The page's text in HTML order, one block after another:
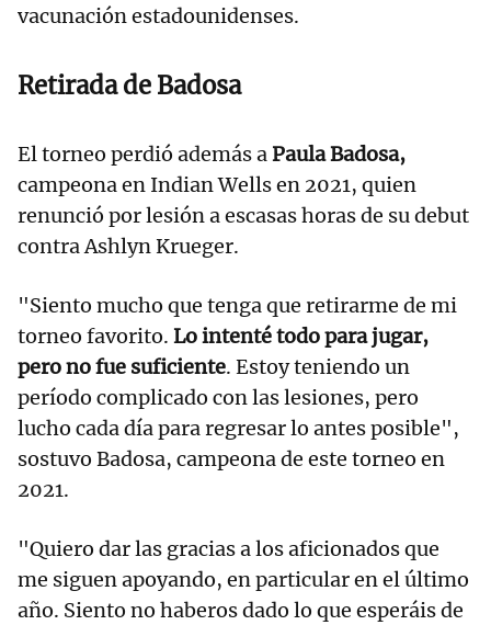
vacunación estadounidenses.
Retirada de Badosa
El torneo perdió además aPaula Badosa,
campeona en Indian Wells en 2021, quien
renunció por lesión a escasas horas de su debut
contra Ashlyn Krueger.
"Siento mucho que tenga que retirarme de mi
torneo favorito. Lo intenté todo para jugar,
pero no fue suficiente. Estoy teniendo un
período complicado con las lesiones, pero
lucho cada día para regresar lo antes posible",
sostuvo Badosa, campeona de este torneo en
2021.
"Quiero dar las gracias a los aficionados que
me siguen apoyando, en particular en el último
año. Siento no haberos dado lo que esperáis de